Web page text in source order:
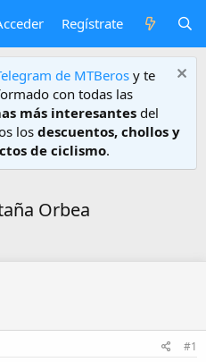
Regístrate
de MTBeros y te
con todas las
más interesantes del
los descuentos, chollos y
de ciclismo.
Orbea
#1